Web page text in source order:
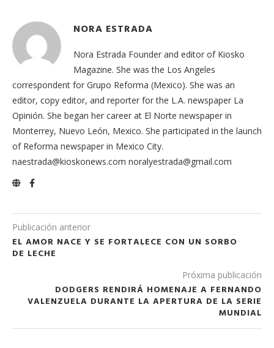
NORA ESTRADA
Nora Estrada Founder and editor of Kiosko
Magazine. She was the Los Angeles
correspondent for Grupo Reforma (Mexico). She was an
editor, copy editor, and reporter for the L.A. newspaper La
Opinión. She began her career at El Norte newspaper in
Monterrey, Nuevo León, Mexico. She participated in the launch
of Reforma newspaper in Mexico City.
naestrada@kioskonews.com noralyestrada@gmail.com
Publicación anterior
EL AMOR NACE Y SE FORTALECE CON UN SORBO
DE LECHE
Próxima publicación
DODGERS RENDIRÁ HOMENAJE A FERNANDO
VALENZUELA DURANTE LA APERTURA DE LA SERIE
MUNDIAL